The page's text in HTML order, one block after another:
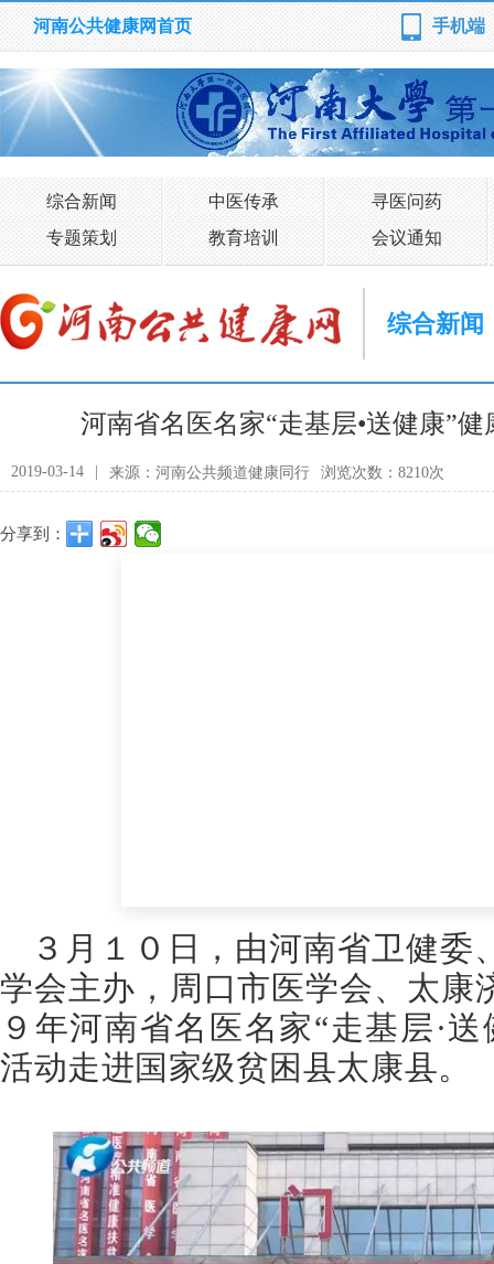
河南公共健康网首页 手机端
综合新闻 中医传承
寻医问药
专题策划
教育培训 会议通知
综合新闻
河南省名医名家“走基层•送健康”
2019-03-14 来源：河南公共频道健康同行 浏览次数：8210次
分享到：
３月１０日，由河南省卫健委
学会主办，周口市医学会、太康
９年河南省名医名家“走基层·
活动走进国家级贫困县太康县。